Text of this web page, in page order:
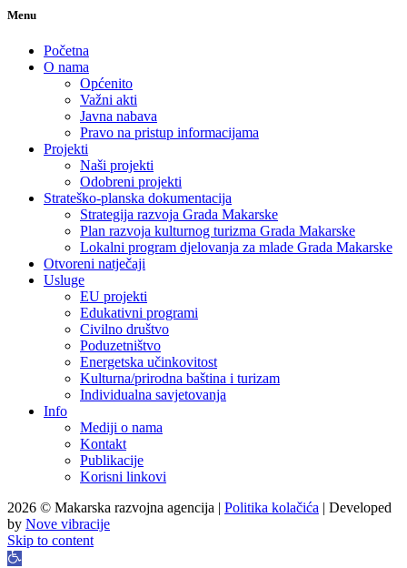
Menu
Početna
O nama
Općenito
Važni akti
Javna nabava
Pravo na pristup informacijama
Projekti
Naši projekti
Odobreni projekti
Strateško-planska dokumentacija
Strategija razvoja Grada Makarske
Plan razvoja kulturnog turizma Grada Makarske
Lokalni program djelovanja za mlade Grada Makarske
Otvoreni natječaji
Usluge
EU projekti
Edukativni programi
Civilno društvo
Poduzetništvo
Energetska učinkovitost
Kulturna/prirodna baština i turizam
Individualna savjetovanja
Info
Mediji o nama
Kontakt
Publikacije
Korisni linkovi
2026 © Makarska razvojna agencija | Politika kolačića | Developed
by Nove vibracije
Skip to content
Open